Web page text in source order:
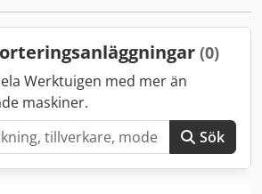
(0)
Werktuigen med mer än
maskiner.
Sök